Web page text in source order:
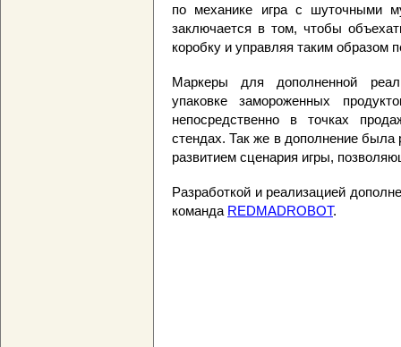
по механике игра с шуточными
заключается в том, чтобы
коробку и управляя таким образом
Маркеры для дополненной
упаковке замороженных
непосредственно в точках
стендах. Так же в дополнение была
развитием сценария игры,
Разработкой и реализацией
команда REDMADROBOT.